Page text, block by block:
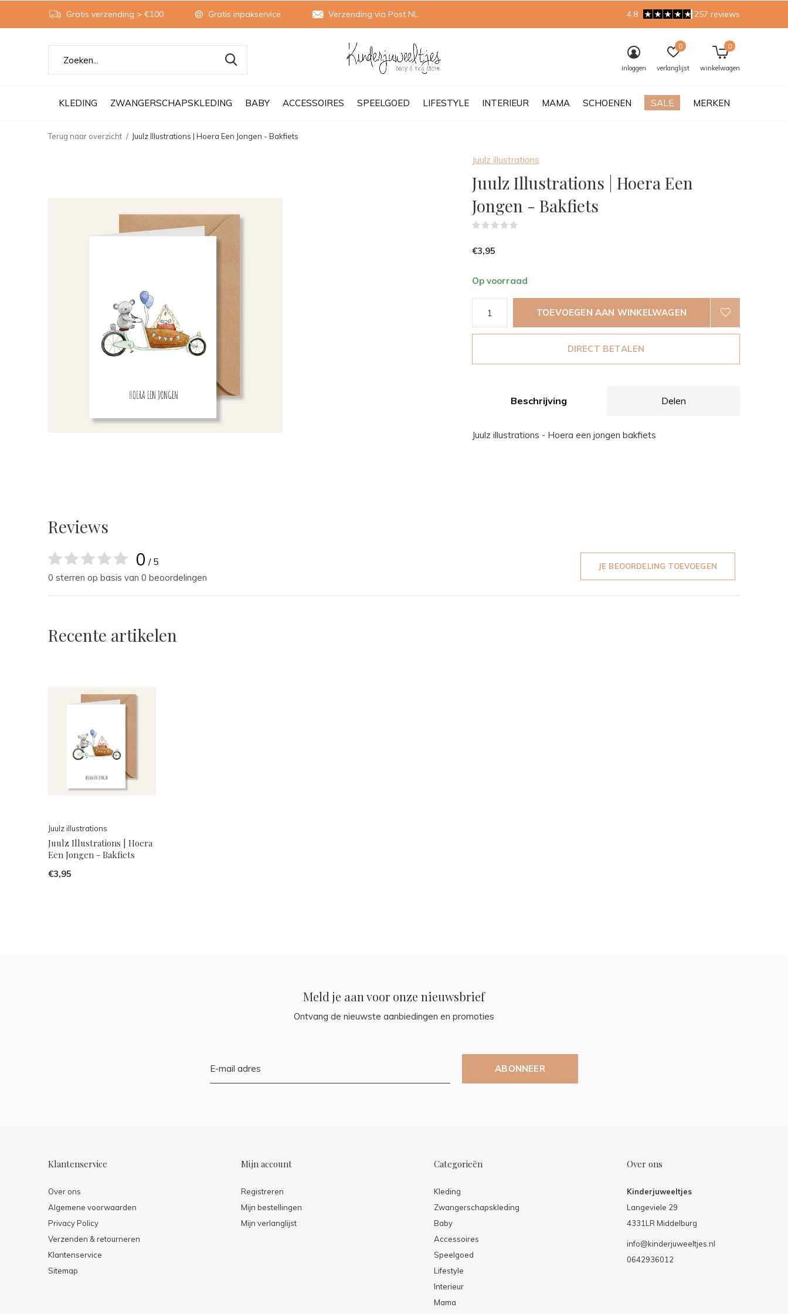
KLEDING ZWANGERSCHAPSKLEDING BABY ACCESSOIRES SPEELGOED LIFESTYLE INTERIEUR MAMA SCHOENEN SALE MERKEN
inloggen verlanglijst
0
winkelwagen
0
Gratis verzending > €100 Gratis inpakservice Verzending via Post NL 4.8 257 reviews
Terug naar overzicht Juulz Illustrations | Hoera Een Jongen - Bakfiets
Juulz illustrations
Juulz Illustrations | Hoera Een
Jongen - Bakfiets
€3,95
Op voorraad
TOEVOEGEN AAN WINKELWAGEN
DIRECT BETALEN
Beschrijving Delen
Juulz illustrations - Hoera een jongen bakfiets
Reviews
0 / 5
0 sterren op basis van 0 beoordelingen
JE BEOORDELING TOEVOEGEN
Recente artikelen
Juulz illustrations
Juulz Illustrations | Hoera
Een Jongen - Bakfiets
€3,95
Meld je aan voor onze nieuwsbrief
Ontvang de nieuwste aanbiedingen en promoties
ABONNEER
Klantenservice
Over ons
Algemene voorwaarden
Privacy Policy
Verzenden & retourneren
Klantenservice
Sitemap
Mijn account
Registreren
Mijn bestellingen
Mijn verlanglijst
Categorieën
Kleding
Zwangerschapskleding
Baby
Accessoires
Speelgoed
Lifestyle
Interieur
Mama
Over ons
Kinderjuweeltjes
Langeviele 29
4331LR Middelburg
info@kinderjuweeltjes.nl
0642936012